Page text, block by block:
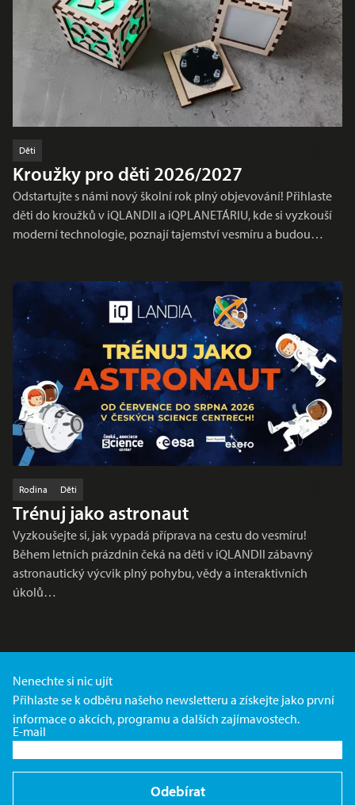
Děti
Kroužky pro děti 2026/2027
Odstartujte s námi nový školní rok plný objevování! Přihlaste
děti do kroužků v iQLANDII a iQPLANETÁRIU, kde si vyzkouší
moderní technologie, poznají tajemství vesmíru a budou…
Rodina Děti
Trénuj jako astronaut
Vyzkoušejte si, jak vypadá příprava na cestu do vesmíru!
Během letních prázdnin čeká na děti v iQLANDII zábavný
astronautický výcvik plný pohybu, vědy a interaktivních
úkolů…
Nenechte si nic ujít
Přihlaste se k odběru našeho newsletteru a získejte jako první
informace o akcích, programu a dalších zajímavostech.
E-mail
Odebírat